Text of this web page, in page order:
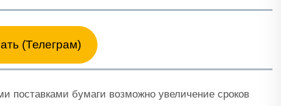
(Телеграм)
поставками бумаги возможно увеличение сроков